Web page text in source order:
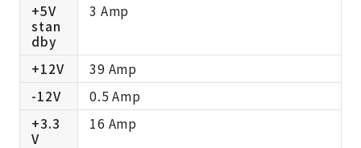
+5V
stan
dby
3 Amp
+12V
39 Amp
-12V
0.5 Amp
+3.3
V
16 Amp